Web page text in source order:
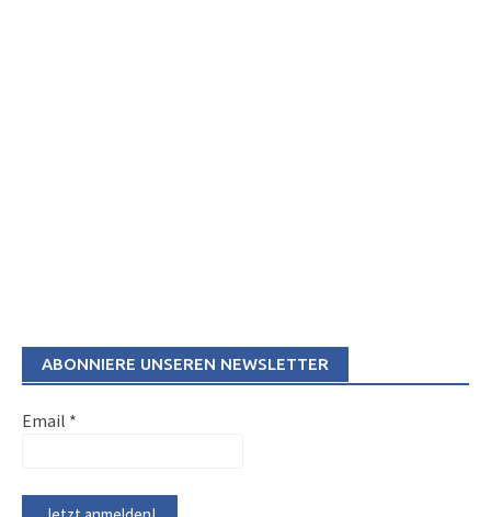
ABONNIERE UNSEREN NEWSLETTER
Email *